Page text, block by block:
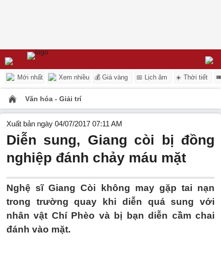
Mới nhất Xem nhiều 💰 Giá vàng 📅 Lịch âm ☀️ Thời tiết
Văn hóa - Giải trí
Xuất bản ngày 04/07/2017 07:11 AM
Diễn sung, Giang còi bị đồng
nghiệp đánh chảy máu mặt
Nghệ sĩ Giang Còi không may gặp tai nạn
trong trường quay khi diễn quá sung với
nhân vật Chí Phèo và bị bạn diễn cầm chai
đánh vào mặt.